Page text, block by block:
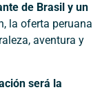
de Brasil y un
la oferta peruana
aventura y
será la